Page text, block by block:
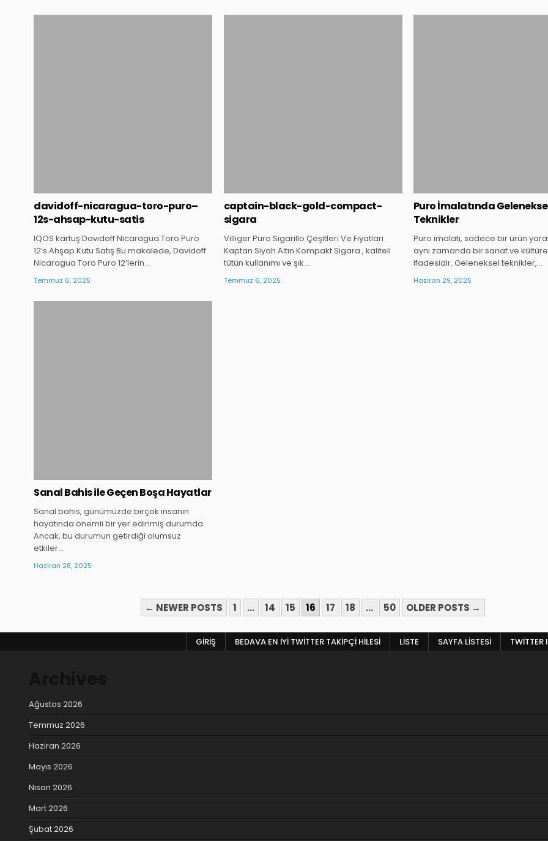
davidoff-nicaragua-toro-puro–
12s-ahsap-kutu-satis
IQOS kartuş Davidoff Nicaragua Toro Puro
12’s Ahşap Kutu Satış Bu makalede, Davidoff
Nicaragua Toro Puro 12’lerin…
Temmuz 6, 2025
captain-black-gold-compact-
sigara
Villiger Puro Sigarillo Çeşitleri Ve Fiyatları
Kaptan Siyah Altın Kompakt Sigara , kaliteli
tütün kullanımı ve şık…
Temmuz 6, 2025
Puro İmalatında
Teknikler
Puro imalatı, sadece bir ürün
aynı zamanda bir sanat ve
ifadesidir. Geleneksel teknikler,…
Haziran 29, 2025
Sanal Bahis ile Geçen Boşa Hayatlar
Sanal bahis, günümüzde birçok insanın
hayatında önemli bir yer edinmiş durumda.
Ancak, bu durumun getirdiği olumsuz
etkiler…
Haziran 28, 2025
SAYFALAMASI
← NEWER POSTS 1 … 14 15 16 17 18 … 50 OLDER POSTS →
GIRIŞ BEDAVA EN İYI TWITTER TAKIPÇI HILESI LISTE SAYFA LISTESI TWITTER
Ağustos 2026
Temmuz 2026
Haziran 2026
Mayıs 2026
Nisan 2026
Mart 2026
Şubat 2026